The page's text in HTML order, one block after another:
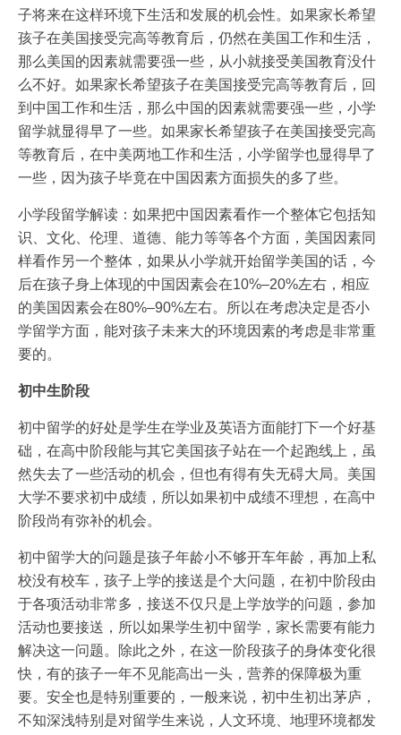
子将来在这样环境下生活和发展的机会性。如果家长希望
孩子在美国接受完高等教育后，仍然在美国工作和生活，
那么美国的因素就需要强一些，从小就接受美国教育没什
么不好。如果家长希望孩子在美国接受完高等教育后，回
到中国工作和生活，那么中国的因素就需要强一些，小学
留学就显得早了一些。如果家长希望孩子在美国接受完高
等教育后，在中美两地工作和生活，小学留学也显得早了
一些，因为孩子毕竟在中国因素方面损失的多了些。
小学段留学解读：如果把中国因素看作一个整体它包括知
识、文化、伦理、道德、能力等等各个方面，美国因素同
样看作另一个整体，如果从小学就开始留学美国的话，今
后在孩子身上体现的中国因素会在10%–20%左右，相应
的美国因素会在80%–90%左右。所以在考虑决定是否小
学留学方面，能对孩子未来大的环境因素的考虑是非常重
要的。
初中生阶段
初中留学的好处是学生在学业及英语方面能打下一个好基
础，在高中阶段能与其它美国孩子站在一个起跑线上，虽
然失去了一些活动的机会，但也有得有失无碍大局。美国
大学不要求初中成绩，所以如果初中成绩不理想，在高中
阶段尚有弥补的机会。
初中留学大的问题是孩子年龄小不够开车年龄，再加上私
校没有校车，孩子上学的接送是个大问题，在初中阶段由
于各项活动非常多，接送不仅只是上学放学的问题，参加
活动也要接送，所以如果学生初中留学，家长需要有能力
解决这一问题。除此之外，在这一阶段孩子的身体变化很
快，有的孩子一年不见能高出一头，营养的保障极为重
要。安全也是特别重要的，一般来说，初中生初出茅庐，
不知深浅特别是对留学生来说，人文环境、地理环境都发